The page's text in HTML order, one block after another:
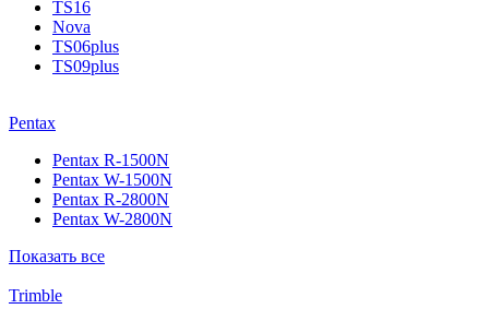
TS16
Nova
TS06plus
TS09plus
Pentax
Pentax R-1500N
Pentax W-1500N
Pentax R-2800N
Pentax W-2800N
Показать все
Trimble